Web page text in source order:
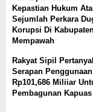
Kepastian Hukum
Sejumlah Perkara
Korupsi Di
Mempawah
Rakyat Sipil
Serapan
Rp101,686 Miliiar
Pembagunan